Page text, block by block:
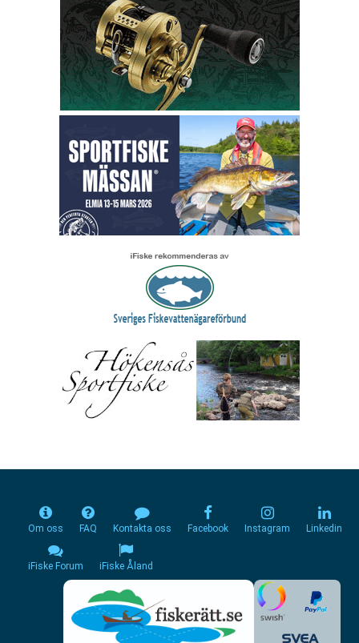
Om oss FAQ Kontakta oss Facebook Instagram Linkedin
iFiske Forum iFiske Åland